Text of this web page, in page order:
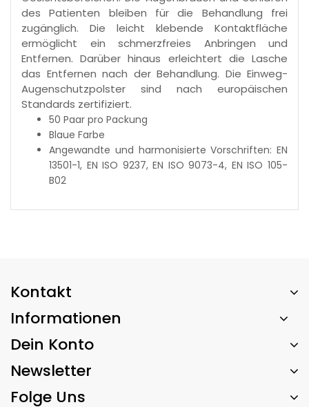
des Patienten bleiben für die Behandlung frei
zugänglich. Die leicht klebende Kontaktfläche
ermöglicht ein schmerzfreies Anbringen und
Entfernen. Darüber hinaus erleichtert die Lasche
das Entfernen nach der Behandlung. Die Einweg-
Augenschutzpolster sind nach europäischen
Standards zertifiziert.
50 Paar pro Packung
Blaue Farbe
Angewandte und harmonisierte Vorschriften: EN
13501-1, EN ISO 9237, EN ISO 9073-4, EN ISO 105-
B02
Kontakt
Informationen
Dein Konto
Newsletter
Folge Uns